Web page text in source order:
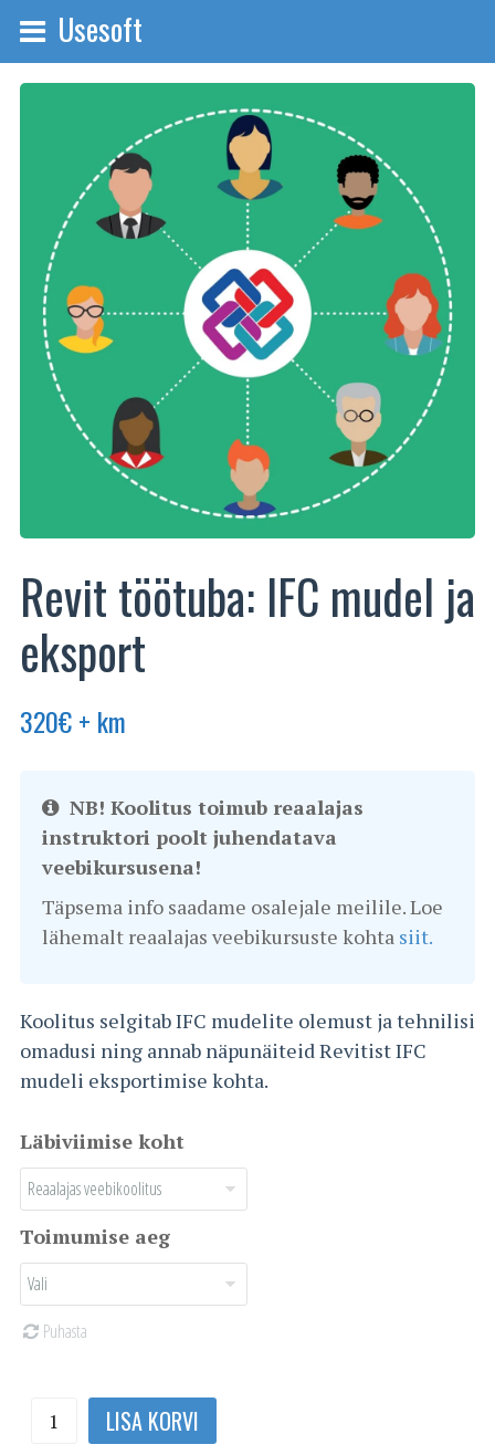
Usesoft
Revit töötuba: IFC mudel ja
eksport
320€+ km
NB! Koolitus toimub reaalajas
instruktori poolt juhendatava
veebikursusena!
Täpsema info saadame osalejale meilile. Loe
lähemalt reaalajas veebikursuste kohta siit.
Koolitus selgitab IFC mudelite olemust ja tehnilisi
omadusi ning annab näpunäiteid Revitist IFC
mudeli eksportimise kohta.
Läbiviimise koht
Toimumise aeg
Puhasta
Revit
töötuba:
LISA KORVI